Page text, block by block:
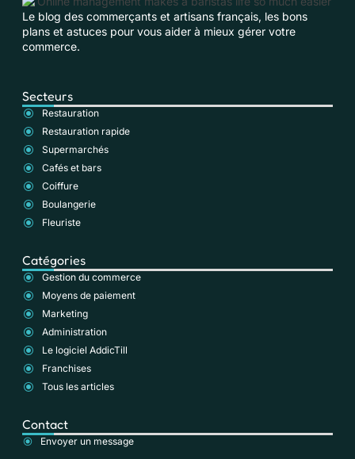
Le blog des commerçants et artisans français, les bons
plans et astuces pour vous aider à mieux gérer votre
commerce.
Secteurs
Restauration
Restauration rapide
Supermarchés
Cafés et bars
Coiffure
Boulangerie
Fleuriste
Catégories
Gestion du commerce
Moyens de paiement
Marketing
Administration
Le logiciel AddicTill
Franchises
Tous les articles
Contact
Envoyer un message